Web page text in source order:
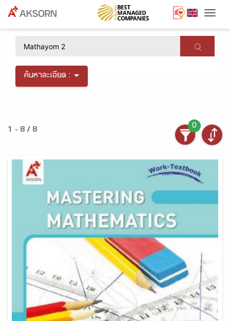
ค้นหาละเอียด :
1 - 8 / 8
0